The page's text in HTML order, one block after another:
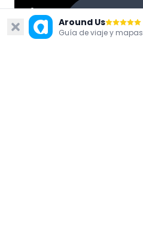
Around Us
Guía de viaje y mapas